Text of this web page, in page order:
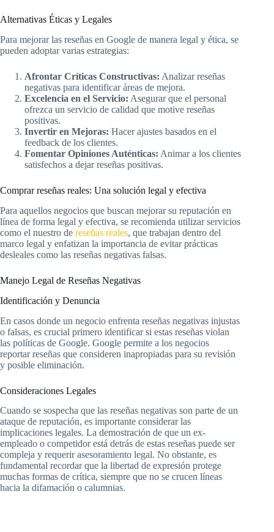
Alternativas Éticas y Legales
Para mejorar las reseñas en Google de manera legal y ética, se
pueden adoptar varias estrategias:
Afrontar Críticas Constructivas: Analizar reseñas
negativas para identificar áreas de mejora.
Excelencia en el Servicio: Asegurar que el personal
ofrezca un servicio de calidad que motive reseñas
positivas.
Invertir en Mejoras: Hacer ajustes basados en el
feedback de los clientes.
Fomentar Opiniones Auténticas: Animar a los clientes
satisfechos a dejar reseñas positivas.
Comprar reseñas reales: Una solución legal y efectiva
Para aquellos negocios que buscan mejorar su reputación en
línea de forma legal y efectiva, se recomienda utilizar servicios
como el nuestro de reseñas reales, que trabajan dentro del
marco legal y enfatizan la importancia de evitar prácticas
desleales como las reseñas negativas falsas.
Manejo Legal de Reseñas Negativas
Identificación y Denuncia
En casos donde un negocio enfrenta reseñas negativas injustas
o falsas, es crucial primero identificar si estas reseñas violan
las políticas de Google. Google permite a los negocios
reportar reseñas que consideren inapropiadas para su revisión
y posible eliminación.
Consideraciones Legales
Cuando se sospecha que las reseñas negativas son parte de un
ataque de reputación, es importante considerar las
implicaciones legales. La demostración de que un ex-
empleado o competidor está detrás de estas reseñas puede ser
compleja y requerir asesoramiento legal. No obstante, es
fundamental recordar que la libertad de expresión protege
muchas formas de crítica, siempre que no se crucen líneas
hacia la difamación o calumnias.